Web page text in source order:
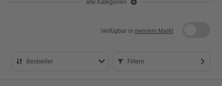
alle Kategorien
Verfügbar in meinem Markt
Bestseller Filtern